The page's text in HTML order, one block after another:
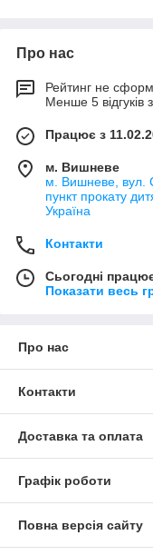
Про нас
Рейтинг не
Менше 5 відгуків
Працює з
м. Вишневе
м. Вишневе, вул.
пункт прокату
Україна
Контакти
Сьогодні
Показати весь
Про нас
Контакти
Доставка та оплата
Графік роботи
Повна версія сайту